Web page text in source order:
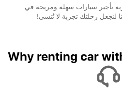
تأجير سيارات سهلة ومريحة في
Why renting car